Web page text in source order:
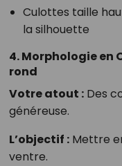
Culottes taille
la silhouette
4. Morphologie en
rond
Votre atout :Des
généreuse.
L’objectif :Mettre
ventre.